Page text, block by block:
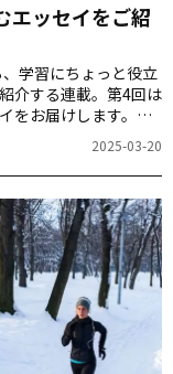
エッセイをご紹
学習にちょっと役立
介する連載。第4回は
をお届けします。こ
2025-03-20